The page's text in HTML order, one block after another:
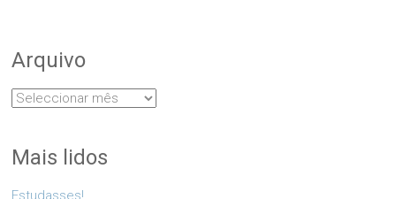
Arquivo
Arquivo
Mais lidos
Estudasses!